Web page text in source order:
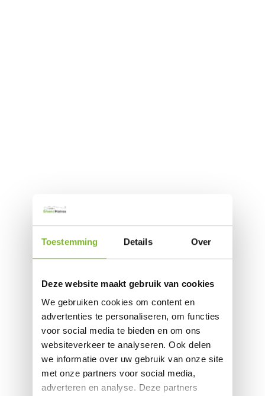
Toestemming Details Over
Deze website maakt gebruik van cookies
We gebruiken cookies om content en
advertenties te personaliseren, om functies
voor social media te bieden en om ons
websiteverkeer te analyseren. Ook delen
we informatie over uw gebruik van onze site
met onze partners voor social media,
adverteren en analyse. Deze partners